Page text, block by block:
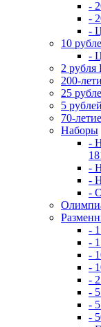
-
-
-
10
-
2
200-
25
5
70-
Наборы
-
-
-
-
-
-
-
-
-
-
-
-